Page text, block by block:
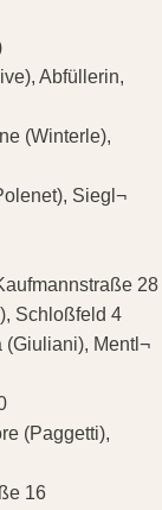
Abfüllerin,
(Winterle),
Siegl¬
28
Schloßfeld 4
(Giuliani), Mentl¬
(Paggetti),
16